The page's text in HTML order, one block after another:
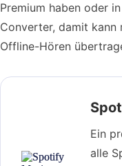
Premium haben oder
Converter, damit kann
Offline-Hören
Ein
alle